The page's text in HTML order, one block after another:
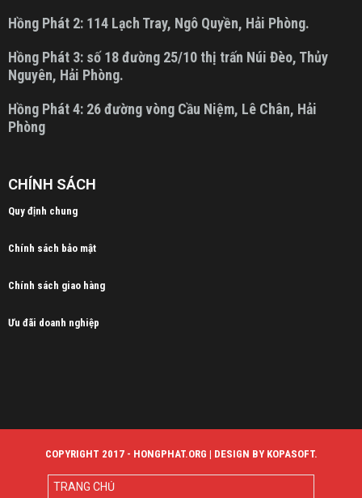
Hồng Phát 2: 114 Lạch Tray, Ngô Quyền, Hải Phòng.
Hồng Phát 3: số 18 đường 25/10 thị trấn Núi Đèo, Thủy
Nguyên, Hải Phòng.
Hồng Phát 4: 26 đường vòng Cầu Niệm, Lê Chân, Hải
Phòng
CHÍNH SÁCH
Quy định chung
Chính sách bảo mật
Chính sách giao hàng
Ưu đãi doanh nghiệp
COPYRIGHT 2017 - HONGPHAT.ORG | DESIGN BY KOPASOFT.